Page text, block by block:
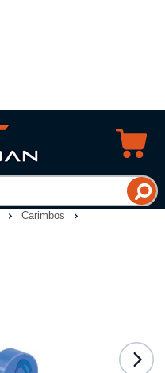
Carimbos